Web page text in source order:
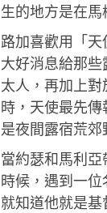
生的地方是在馬
路加喜歡用「
大好消息給那
太人，再加上
時，天使最先
是夜間露宿荒郊
當約瑟和馬利
時候，遇到一
就知道他就是